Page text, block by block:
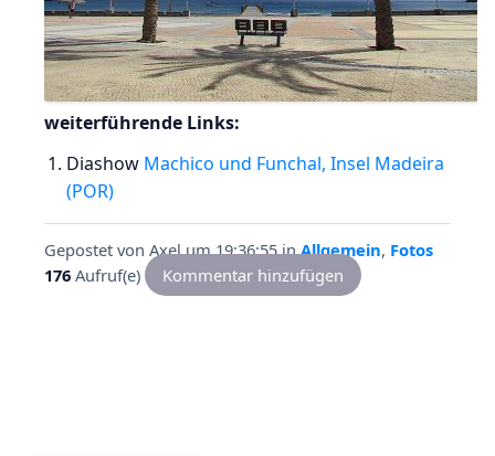
weiterführende Links:
Diashow Machico und Funchal, Insel Madeira
(POR)
Gepostet von Axelum 19:36:55inAllgemein, Fotos
176 Aufruf(e) Kommentar hinzufügen